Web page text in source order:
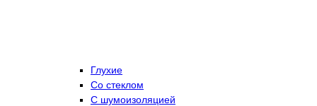
Глухие
Со стеклом
C шумоизоляцией